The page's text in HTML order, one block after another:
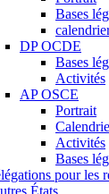
Bases
DP OCDE
Bases
Activités
AP OSCE
Portrait
Activités
Bases
pour les